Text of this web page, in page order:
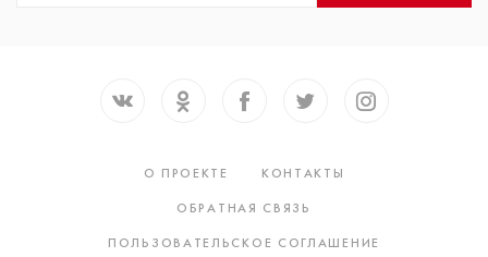
О ПРОЕКТЕ
КОНТАКТЫ
ОБРАТНАЯ СВЯЗЬ
ПОЛЬЗОВАТЕЛЬСКОЕ СОГЛАШЕНИЕ